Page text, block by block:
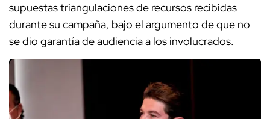
supuestas triangulaciones de recursos recibidas
durante su campaña, bajo el argumento de que no
se dio garantía de audiencia a los involucrados.